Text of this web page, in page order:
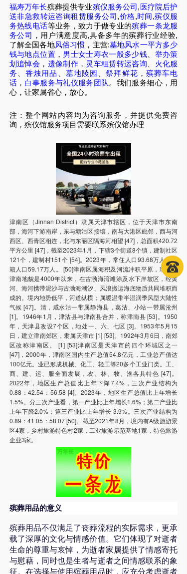
福寿万年长殡葬提供专业殡仪服务公司,医疗院后护
送非急救转运咨询租赁服务公司,价格,时间,殡仪服
务热线电话等业务，致力于做专业的殡葬一条龙服
务公司 ，用户满意度高,具备多年的殡葬行业经验,
了解全国各地风俗习惯 ，主营:墓地风水一平方多少
钱与地点位置， 男士女士寿衣一般多少钱
举办策
划追悼会 ， 遗像制作， 灵车租赁转运咨询
火化服
务
香烛用品 墓地陵园 、祭拜鲜花 ， 殡葬车电
话 ， 白事服务与礼仪服务团队 。我们服务细心，用
心，让家属省心，放心。
注：整个网站内容均为咨询服务，并提供免费咨
询，殡仪馆服务项目需要联系殡仪馆办理
津南区（Jinnan District）隶属天津市辖区，位于天津市东南
部，海河下游南岸，东与塘沽区接壤，南与大港区毗邻，西与河
西区、西青区相连，北与东丽区隔海河相望 [47]，总面积420.72
平方公里 [47]，截至2023年1月，下辖3个街道8个镇，建制社区
121个，建制村151个 [54]。2023年，常住人口93.68万人，户
籍人口59.17万人。 [50]津南区属海积及河流冲积平原，现代的
津南地貌是4000年以来，在古渤海湾滩涂及水下岸坡区，经黄
河、海河携带泥沙与古渤海潮汐、风浪搬运海底物质共同堆积而
成的。境内地势低平，河道纵横；属暖温带半湿润季风型大陆性
气候 [47]。清，咸水沽一带属静海县，葛沽、小站一带属沧州
[1]。1946年1月，津沽县与津南县合并，称津南县 [53]。1950
年，天津县改设7个区，地处一、六、七区 [3]。1953年5月15
日，建立津南郊区，隶属天津市 [1] [53]。1992年3月6日，南郊
区改称津南区。 [1] [53]津南区是天津市的四个环城区之一
[47]，2000年，津南区国内生产总值54.8亿元，工业总产值达
100亿元。业已形成机械、化工、轻工等20多个工业门类。工、
商、建、运、服全面发展，农、林、牧、渔各具特色 [47]。
2022年，地区生产总值比上年下降7.4%，三次产业结构为
0.88：42.54：56.58 [4]。2023年，地区生产总值比上年增长
1.5%。分三次产业看，第一产业比上年增长1.6%；第二产业比
上年下降2.0%；第三产业比上年增长 3.9%。三次产业结构为
0.89：41.05：58.07 [50]。截至2021年8月，境内有A级旅游景
区4家，乡村旅游特色村2家，工业旅游示范基地1家，特色旅游
企业3家。
殡葬用品的意义
殡葬用品不仅满足了丧葬流程的实际需求，更承
载了深厚的文化与情感价值。它们体现了对逝者
生命的尊重与哀悼，为逝者家属提供了情感寄托
与慰藉，同时也是生者与逝者之间情感联系的象
征。在选择与使用殡葬用品时，应充分考虑逝者